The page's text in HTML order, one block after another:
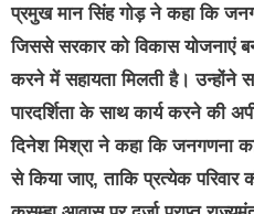
प्रमुख मान सिंह गोड़ ने कहा कि
जिससे सरकार को विकास योजनाएं
करने में सहायता मिलती है। उन्होंने
पारदर्शिता के साथ कार्य करने की
दिनेश मिश्रा ने कहा कि जनगणना
से किया जाए, ताकि प्रत्येक परिवार